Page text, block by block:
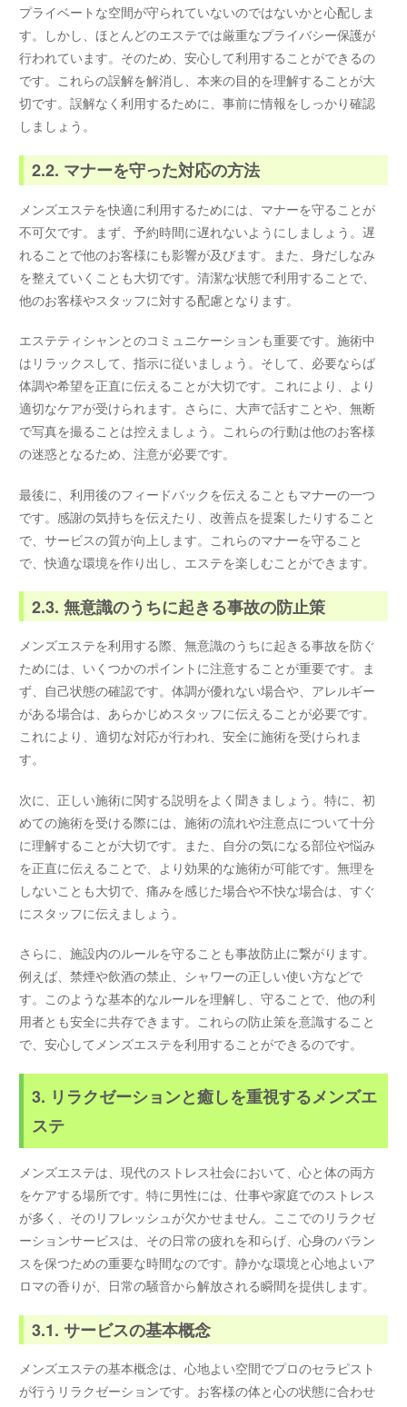
プライベートな空間が守られていないのではないかと心配しま
す。しかし、ほとんどのエステでは厳重なプライバシー保護が
行われています。そのため、安心して利用することができるの
です。これらの誤解を解消し、本来の目的を理解することが大
切です。誤解なく利用するために、事前に情報をしっかり確認
しましょう。
2.2. マナーを守った対応の方法
メンズエステを快適に利用するためには、マナーを守ることが
不可欠です。まず、予約時間に遅れないようにしましょう。遅
れることで他のお客様にも影響が及びます。また、身だしなみ
を整えていくことも大切です。清潔な状態で利用することで、
他のお客様やスタッフに対する配慮となります。
エステティシャンとのコミュニケーションも重要です。施術中
はリラックスして、指示に従いましょう。そして、必要ならば
体調や希望を正直に伝えることが大切です。これにより、より
適切なケアが受けられます。さらに、大声で話すことや、無断
で写真を撮ることは控えましょう。これらの行動は他のお客様
の迷惑となるため、注意が必要です。
最後に、利用後のフィードバックを伝えることもマナーの一つ
です。感謝の気持ちを伝えたり、改善点を提案したりすること
で、サービスの質が向上します。これらのマナーを守ること
で、快適な環境を作り出し、エステを楽しむことができます。
2.3. 無意識のうちに起きる事故の防止策
メンズエステを利用する際、無意識のうちに起きる事故を防ぐ
ためには、いくつかのポイントに注意することが重要です。ま
ず、自己状態の確認です。体調が優れない場合や、アレルギー
がある場合は、あらかじめスタッフに伝えることが必要です。
これにより、適切な対応が行われ、安全に施術を受けられま
す。
次に、正しい施術に関する説明をよく聞きましょう。特に、初
めての施術を受ける際には、施術の流れや注意点について十分
に理解することが大切です。また、自分の気になる部位や悩み
を正直に伝えることで、より効果的な施術が可能です。無理を
しないことも大切で、痛みを感じた場合や不快な場合は、すぐ
にスタッフに伝えましょう。
さらに、施設内のルールを守ることも事故防止に繋がります。
例えば、禁煙や飲酒の禁止、シャワーの正しい使い方などで
す。このような基本的なルールを理解し、守ることで、他の利
用者とも安全に共存できます。これらの防止策を意識すること
で、安心してメンズエステを利用することができるのです。
3. リラクゼーションと癒しを重視するメンズエ
ステ
メンズエステは、現代のストレス社会において、心と体の両方
をケアする場所です。特に男性には、仕事や家庭でのストレス
が多く、そのリフレッシュが欠かせません。ここでのリラクゼ
ーションサービスは、その日常の疲れを和らげ、心身のバラン
スを保つための重要な時間なのです。静かな環境と心地よいア
ロマの香りが、日常の騒音から解放される瞬間を提供します。
3.1. サービスの基本概念
メンズエステの基本概念は、心地よい空間でプロのセラピスト
が行うリラクゼーションです。お客様の体と心の状態に合わせ